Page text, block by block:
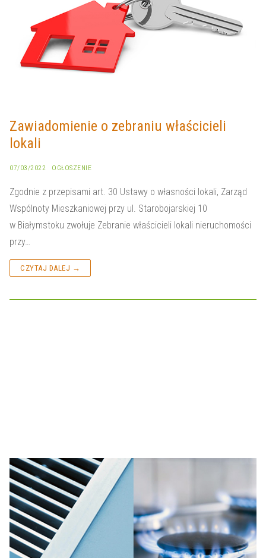
Zawiadomienie o zebraniu właścicieli
lokali
07/03/2022 OGŁOSZENIE
Zgodnie z przepisami art. 30 Ustawy o własności lokali, Zarząd
Wspólnoty Mieszkaniowej przy ul. Starobojarskiej 10
w Białymstoku zwołuje Zebranie właścicieli lokali nieruchomości
przy…
CZYTAJ DALEJ →